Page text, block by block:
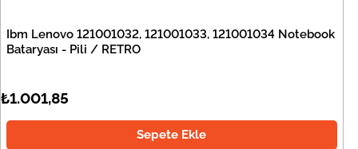
Ibm Lenovo 121001032, 121001033, 121001034 Notebook
Bataryası - Pili / RETRO
₺1.001,85
Sepete Ekle